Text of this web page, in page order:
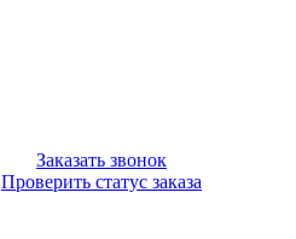
Заказать звонок
Проверить статус заказа